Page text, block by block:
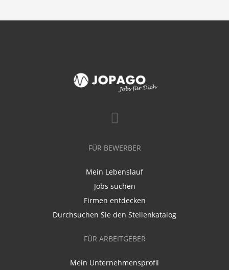
FÜR BEWERBER
Mein Lebenslauf
Jobs suchen
Firmen entdecken
Durchsuchen Sie den Stellenkatalog
FÜR ARBEITGEBER
Mein Unternehmensprofil